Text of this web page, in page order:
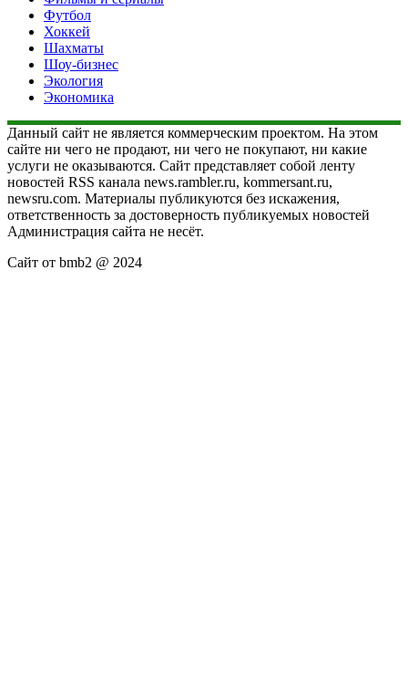
Футбол
Хоккей
Шахматы
Шоу-бизнес
Экология
Экономика
Данный сайт не является коммерческим проектом. На этом
сайте ни чего не продают, ни чего не покупают, ни какие
услуги не оказываются. Сайт представляет собой ленту
новостей RSS канала news.rambler.ru, kommersant.ru,
newsru.com. Материалы публикуются без искажения,
ответственность за достоверность публикуемых новостей
Администрация сайта не несёт.
Сайт от bmb2 @ 2024